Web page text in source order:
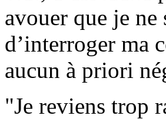
avouer que je
d’interroger ma
aucun à priori
"Je reviens trop